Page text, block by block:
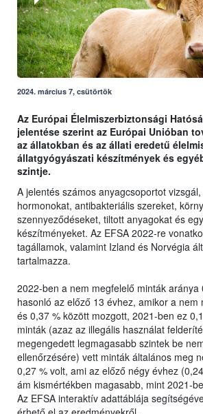
2024. március 7, csütörtök
Az Európai Élelmiszerbiztonsági
jelentése szerint az Európai Unióban
az állatokban és az állati eredetű
állatgyógyászati készítmények és
szintje.
A jelentés számos anyagcsoportot
hormonokat, antibakteriális szereket,
szennyeződéseket, tiltott anyagokat és
készítményeket. Az EFSA 2022-re
tagállamok, valamint Izland és Norvégia
tartalmazza.
2022-ben a nem megfelelő minták aránya
hasonló az előző 13 évhez, amikor a nem
és 0,37 % között mozgott, 2021-ben ez
minták (azaz az illegális használat
megengedett legmagasabb szintek be
ellenőrzésére) vett minták általános meg
0,27 % volt, ami az előző négy évhez
ám kismértékben magasabb, mint 2021-
Az EFSA interaktív adattáblája